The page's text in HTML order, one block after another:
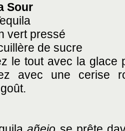
Sour
vert pressé
de sucre
le tout avec la glace
avec une cerise